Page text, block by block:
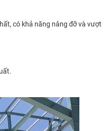
có khả năng nâng đỡ và vượt